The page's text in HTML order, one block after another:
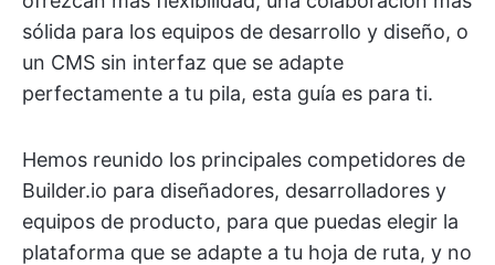
sólida para los equipos de desarrollo y diseño, o
un CMS sin interfaz que se adapte
perfectamente a tu pila, esta guía es para ti.
Hemos reunido los principales competidores de
Builder.io para diseñadores, desarrolladores y
equipos de producto, para que puedas elegir la
plataforma que se adapte a tu hoja de ruta, y no